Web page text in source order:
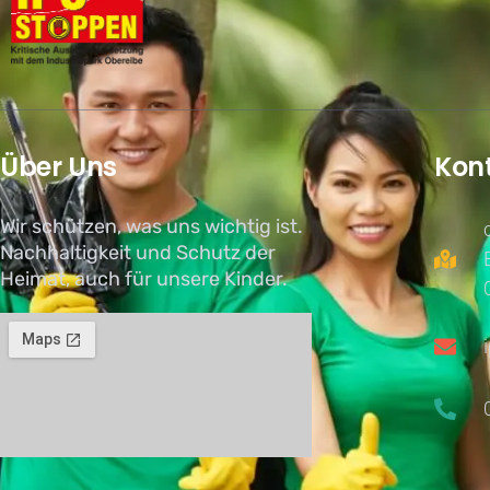
Über Uns
Wir schützen, was uns wichtig ist.
Nachhaltigkeit und Schutz der
Heimat, auch für unsere Kinder.